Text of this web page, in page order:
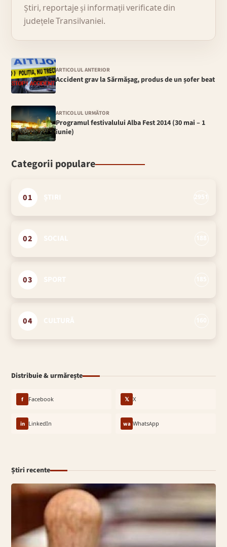
Știri, reportaje și informații verificate din
județele Transilvaniei.
ARTICOLUL ANTERIOR
Accident grav la Sărmăşag, produs de un șofer beat
ARTICOLUL URMĂTOR
Programul festivalului Alba Fest 2014 (30 mai – 1
iunie)
Categorii populare
01
02
03
04
Distribuie & urmărește
f Facebook 𝕏 X
in LinkedIn wa WhatsApp
Știri recente